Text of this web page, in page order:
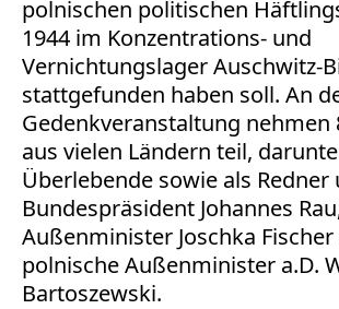
polnischen politischen
1944 im Konzentrations- und
Vernichtungslager Auschwitz-
stattgefunden haben soll. An
Gedenkveranstaltung nehmen
aus vielen Ländern teil,
Überlebende sowie als Redner
Bundespräsident Johannes
Außenminister Joschka
polnische Außenminister a.D.
Bartoszewski.